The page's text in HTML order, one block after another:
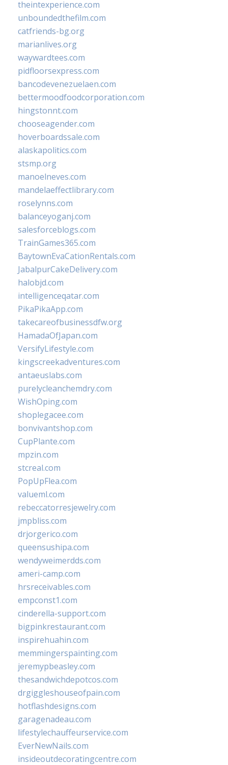
theintexperience.com
unboundedthefilm.com
catfriends-bg.org
marianlives.org
waywardtees.com
pidfloorsexpress.com
bancodevenezuelaen.com
bettermoodfoodcorporation.com
hingstonnt.com
chooseagender.com
hoverboardssale.com
alaskapolitics.com
stsmp.org
manoelneves.com
mandelaeffectlibrary.com
roselynns.com
balanceyoganj.com
salesforceblogs.com
TrainGames365.com
BaytownEvaCationRentals.com
JabalpurCakeDelivery.com
halobjd.com
intelligenceqatar.com
PikaPikaApp.com
takecareofbusinessdfw.org
HamadaOfJapan.com
VersifyLifestyle.com
kingscreekadventures.com
antaeuslabs.com
purelycleanchemdry.com
WishOping.com
shoplegacee.com
bonvivantshop.com
CupPlante.com
mpzin.com
stcreal.com
PopUpFlea.com
valueml.com
rebeccatorresjewelry.com
jmpbliss.com
drjorgerico.com
queensushipa.com
wendyweimerdds.com
ameri-camp.com
hrsreceivables.com
empconst1.com
cinderella-support.com
bigpinkrestaurant.com
inspirehuahin.com
memmingerspainting.com
jeremypbeasley.com
thesandwichdepotcos.com
drgiggleshouseofpain.com
hotflashdesigns.com
garagenadeau.com
lifestylechauffeurservice.com
EverNewNails.com
insideoutdecoratingcentre.com